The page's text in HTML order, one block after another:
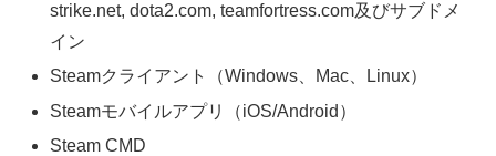
strike.net, dota2.com, teamfortress.com及びサブドメ
イン
Steamクライアント（Windows、Mac、Linux）
Steamモバイルアプリ（iOS/Android）
Steam CMD